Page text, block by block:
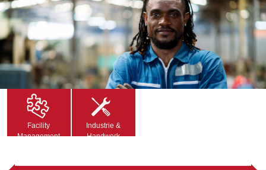
Facility
Management
Industrie &
Handwerk